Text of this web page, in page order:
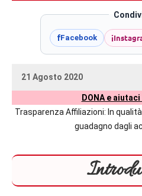
delle
autrici
fFacebook i
21 Agosto 2020
uctil_user
Nessun
DONA e
Trasparenza Affiliazioni: In
guadagno dagli